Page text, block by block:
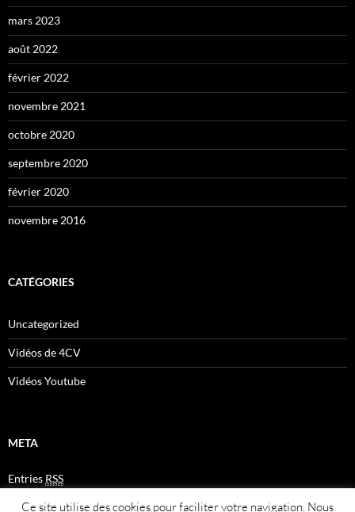
mars 2023
août 2022
février 2022
novembre 2021
octobre 2020
septembre 2020
février 2020
novembre 2016
CATÉGORIES
Uncategorized
Vidéos de 4CV
Vidéos Youtube
META
Entries RSS
CommentsRSS
Plan du site
Ce site utilise des cookies pour faciliter votre navigation. Nous